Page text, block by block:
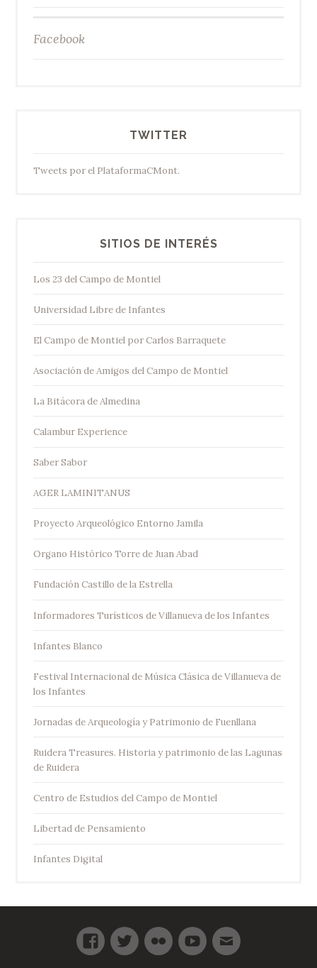
Facebook
TWITTER
Tweets por el PlataformaCMont.
SITIOS DE INTERÉS
Los 23 del Campo de Montiel
Universidad Libre de Infantes
El Campo de Montiel por Carlos Barraquete
Asociación de Amigos del Campo de Montiel
La Bitácora de Almedina
Calambur Experience
Saber Sabor
AGER LAMINITANUS
Proyecto Arqueológico Entorno Jamila
Organo Histórico Torre de Juan Abad
Fundación Castillo de la Estrella
Informadores Turísticos de Villanueva de los Infantes
Infantes Blanco
Festival Internacional de Música Clásica de Villanueva de
los Infantes
Jornadas de Arqueología y Patrimonio de Fuenllana
Ruidera Treasures. Historia y patrimonio de las Lagunas
de Ruidera
Centro de Estudios del Campo de Montiel
Libertad de Pensamiento
Infantes Digital